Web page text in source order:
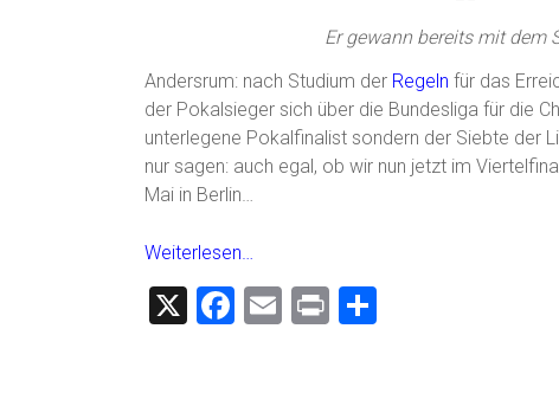
Er gewann bereits mit dem
Andersrum: nach Studium der Regeln für das
der Pokalsieger sich über die Bundesliga für die
unterlegene Pokalfinalist sondern der Siebte der
nur sagen: auch egal, ob wir nun jetzt im
Mai in Berlin…
Weiterlesen…
X
F
E
Pr